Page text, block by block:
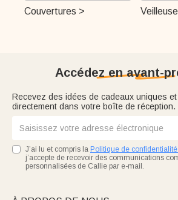
Couvertures >
Accédez en avant-
Recevez des idées de cadeaux uniques
directement dans votre boîte de réception.
J’ai lu et compris la Politique de
j’accepte de recevoir des communications
personnalisées de Callie par e-mail.